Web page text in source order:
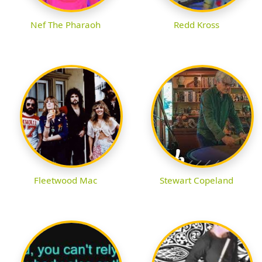
Nef The Pharaoh Redd Kross
Fleetwood Mac Stewart Copeland